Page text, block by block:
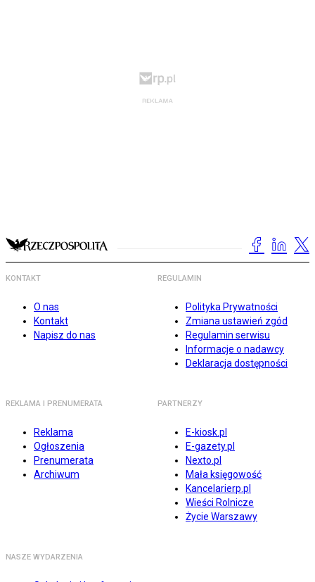
KONTAKT
O nas
Kontakt
Napisz do nas
REGULAMIN
Polityka Prywatności
Zmiana ustawień zgód
Regulamin serwisu
Informacje o nadawcy
Deklaracja dostępności
REKLAMA I PRENUMERATA
Reklama
Ogłoszenia
Prenumerata
Archiwum
PARTNERZY
E-kiosk.pl
E-gazety.pl
Nexto.pl
Mała księgowość
Kancelarierp.pl
Wieści Rolnicze
Życie Warszawy
NASZE WYDARZENIA